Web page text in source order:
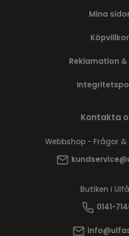
Mina
Köpvillkor
Reklamation &
Kontakta
Webbshop - Frågor
Butiken i
0141-